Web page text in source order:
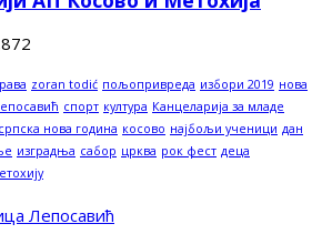
zoran todić пољопривреда избори 2019 нова
спорт култура Канцеларија за младе
српска нова година косово најбољи ученици дан
изградња сабор црква рок фест деца